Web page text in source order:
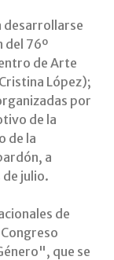
desarrollarse
del 76º
de Arte
López);
por
de la
de la
a
julio.
de
que se